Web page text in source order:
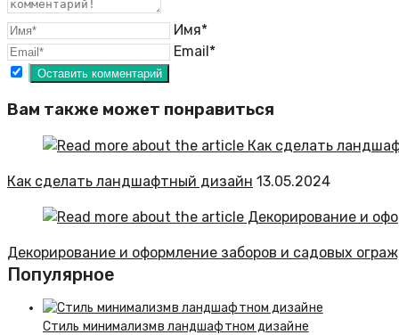
Имя*
Email*
Вам также может понравиться
Как сделать ландшафтный дизайн 13.05.2024
Декорирование и оформление заборов и садовых
Популярное
Стиль минимализмв ландшафтном дизайне